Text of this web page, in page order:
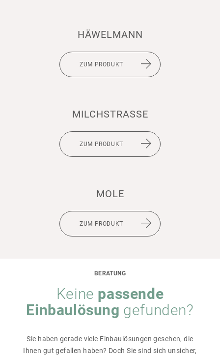
HÄWELMANN
ZUM PRODUKT
MILCH­STRASSE
ZUM PRODUKT
MOLE
ZUM PRODUKT
BERATUNG
Keine passende
Einbau­lö­sung ­ gefunden?
Sie haben gerade viele Einbau­lö­sungen gesehen, die
Ihnen gut gefallen haben? Doch Sie sind sich unsi­cher,